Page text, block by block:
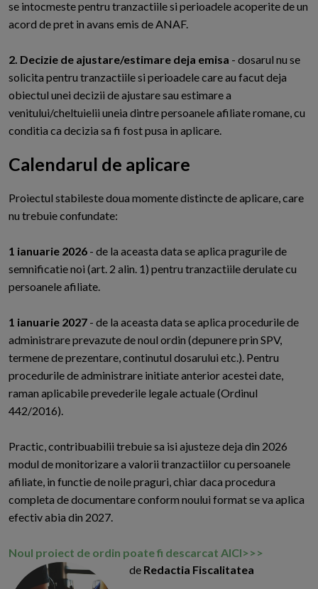
se intocmeste pentru tranzactiile si perioadele acoperite de un
acord de pret in avans emis de ANAF.
2. Decizie de ajustare/estimare deja emisa - dosarul nu se
solicita pentru tranzactiile si perioadele care au facut deja
obiectul unei decizii de ajustare sau estimare a
venitului/cheltuielii uneia dintre persoanele afiliate romane, cu
conditia ca decizia sa fi fost pusa in aplicare.
Calendarul de aplicare
Proiectul stabileste doua momente distincte de aplicare, care
nu trebuie confundate:
1 ianuarie 2026 - de la aceasta data se aplica pragurile de
semnificatie noi (art. 2 alin. 1) pentru tranzactiile derulate cu
persoanele afiliate.
1 ianuarie 2027 - de la aceasta data se aplica procedurile de
administrare prevazute de noul ordin (depunere prin SPV,
termene de prezentare, continutul dosarului etc.). Pentru
procedurile de administrare initiate anterior acestei date,
raman aplicabile prevederile legale actuale (Ordinul
442/2016).
Practic, contribuabilii trebuie sa isi ajusteze deja din 2026
modul de monitorizare a valorii tranzactiilor cu persoanele
afiliate, in functie de noile praguri, chiar daca procedura
completa de documentare conform noului format se va aplica
efectiv abia din 2027.
Noul proiect de ordin poate fi descarcat AICI>>>
de Redactia Fiscalitatea